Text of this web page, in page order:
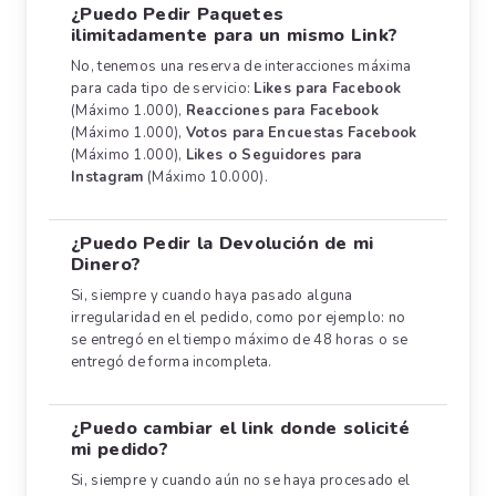
¿Puedo Pedir Paquetes
ilimitadamente para un mismo Link?
No, tenemos una reserva de interacciones máxima
para cada tipo de servicio: Likes para Facebook
(Máximo 1.000), Reacciones para Facebook
(Máximo 1.000), Votos para Encuestas Facebook
(Máximo 1.000), Likes o Seguidores para
Instagram (Máximo 10.000).
¿Puedo Pedir la Devolución de mi
Dinero?
Si, siempre y cuando haya pasado alguna
irregularidad en el pedido, como por ejemplo: no
se entregó en el tiempo máximo de 48 horas o se
entregó de forma incompleta.
¿Puedo cambiar el link donde solicité
mi pedido?
Si, siempre y cuando aún no se haya procesado el